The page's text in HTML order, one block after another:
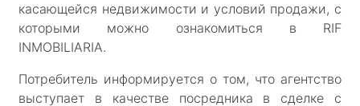
касающейся недвижимости и условий продажи, с
которыми можно ознакомиться в RIF
INMOBILIARIA.
Потребитель информируется о том, что агентство
выступает в качестве посредника в сделке с